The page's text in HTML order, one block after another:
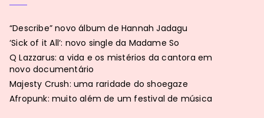
“Describe” novo álbum de Hannah Jadagu
‘Sick of it All’: novo single da Madame So
Q Lazzarus: a vida e os mistérios da cantora em
novo documentário
Majesty Crush: uma raridade do shoegaze
Afropunk: muito além de um festival de música